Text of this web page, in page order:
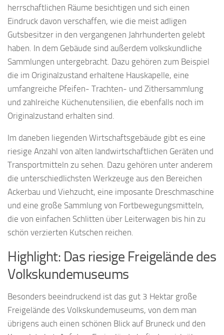
herrschaftlichen Räume besichtigen und sich einen
Eindruck davon verschaffen, wie die meist adligen
Gutsbesitzer in den vergangenen Jahrhunderten gelebt
haben. In dem Gebäude sind außerdem volkskundliche
Sammlungen untergebracht. Dazu gehören zum Beispiel
die im Originalzustand erhaltene Hauskapelle, eine
umfangreiche Pfeifen- Trachten- und Zithersammlung
und zahlreiche Küchenutensilien, die ebenfalls noch im
Originalzustand erhalten sind.
Im daneben liegenden Wirtschaftsgebäude gibt es eine
riesige Anzahl von alten landwirtschaftlichen Geräten und
Transportmitteln zu sehen. Dazu gehören unter anderem
die unterschiedlichsten Werkzeuge aus den Bereichen
Ackerbau und Viehzucht, eine imposante Dreschmaschine
und eine große Sammlung von Fortbewegungsmitteln,
die von einfachen Schlitten über Leiterwagen bis hin zu
schön verzierten Kutschen reichen.
Highlight: Das riesige Freigelände des
Volkskundemuseums
Besonders beeindruckend ist das gut 3 Hektar große
Freigelände des Volkskundemuseums, von dem man
übrigens auch einen schönen Blick auf Bruneck und den